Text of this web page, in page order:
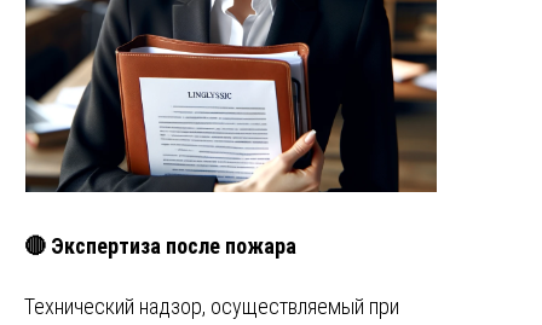
🔴 Экспертиза после пожара
Технический надзор, осуществляемый при